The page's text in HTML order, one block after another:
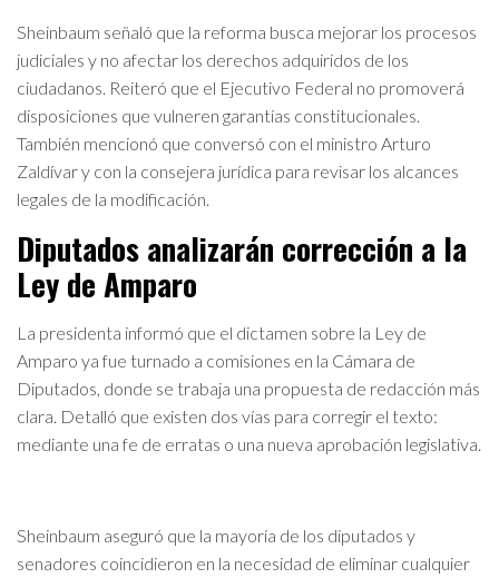
Sheinbaum señaló que la reforma busca mejorar los procesos
judiciales y no afectar los derechos adquiridos de los
ciudadanos. Reiteró que el Ejecutivo Federal no promoverá
disposiciones que vulneren garantías constitucionales.
También mencionó que conversó con el ministro Arturo
Zaldívar y con la consejera jurídica para revisar los alcances
legales de la modificación.
Diputados analizarán corrección a la
Ley de Amparo
La presidenta informó que el dictamen sobre la Ley de
Amparo ya fue turnado a comisiones en la Cámara de
Diputados, donde se trabaja una propuesta de redacción más
clara. Detalló que existen dos vías para corregir el texto:
mediante una fe de erratas o una nueva aprobación legislativa.
Sheinbaum aseguró que la mayoría de los diputados y
senadores coincidieron en la necesidad de eliminar cualquier